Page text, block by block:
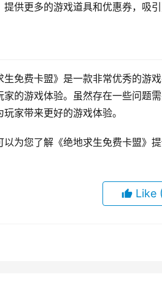
供更多的游戏道具和优惠券，吸引
生免费卡盟》是一款非常优秀的游
的游戏体验。虽然存在一些问题
家带来更好的游戏体验。
为您了解《绝地求生免费卡盟》提
Like